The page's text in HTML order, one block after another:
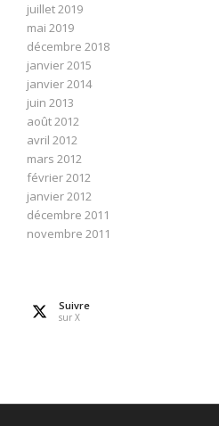
juillet 2019
mai 2019
décembre 2018
janvier 2015
janvier 2014
juin 2013
août 2012
avril 2012
mars 2012
février 2012
janvier 2012
décembre 2011
novembre 2011
Suivre
sur X